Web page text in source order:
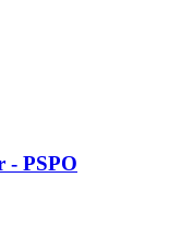
- PSPO